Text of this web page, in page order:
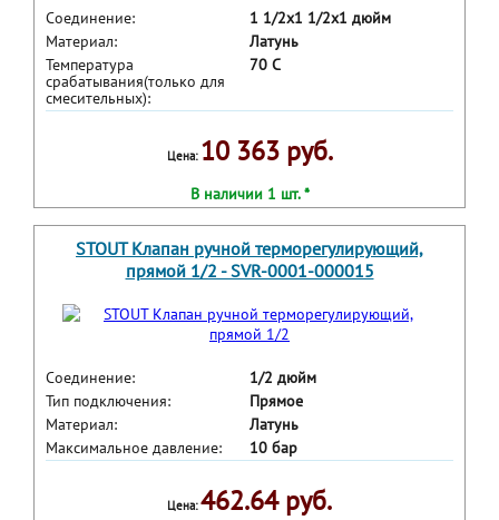
Соединение:
1 1/2x1 1/2x1 дюйм
Материал:
Латунь
Температура
срабатывания(только для
смесительных):
70 С
Цена: 10 363 руб.
В наличии 1 шт. *
STOUT Клапан ручной терморегулирующий,
прямой 1/2 - SVR-0001-000015
Соединение:
1/2 дюйм
Тип подключения:
Прямое
Материал:
Латунь
Максимальное давление:
10 бар
Цена:462.64 руб.